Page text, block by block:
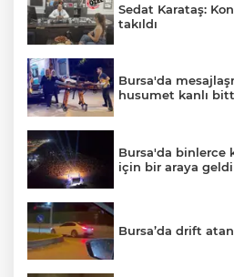
Sedat Karataş:
takıldı
Bursa'da
husumet kanlı
Bursa'da binlerce
için bir araya geldi
Bursa’da drift